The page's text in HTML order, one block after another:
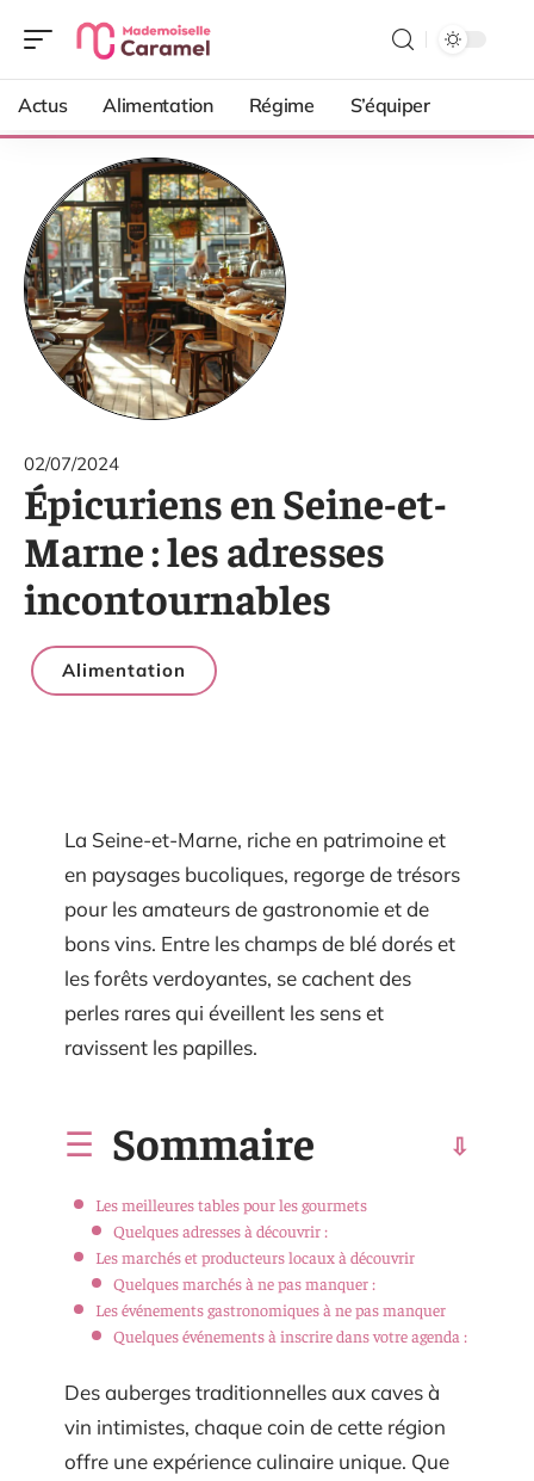
Actus Alimentation Régime S’équiper
02/07/2024
Épicuriens en Seine-et-
Marne : les adresses
incontournables
Alimentation
La Seine-et-Marne, riche en patrimoine et
en paysages bucoliques, regorge de trésors
pour les amateurs de gastronomie et de
bons vins. Entre les champs de blé dorés et
les forêts verdoyantes, se cachent des
perles rares qui éveillent les sens et
ravissent les papilles.
Sommaire
Les meilleures tables pour les gourmets
Quelques adresses à découvrir :
Les marchés et producteurs locaux à découvrir
Quelques marchés à ne pas manquer :
Les événements gastronomiques à ne pas manquer
Quelques événements à inscrire dans votre agenda :
Des auberges traditionnelles aux caves à
vin intimistes, chaque coin de cette région
offre une expérience culinaire unique. Que